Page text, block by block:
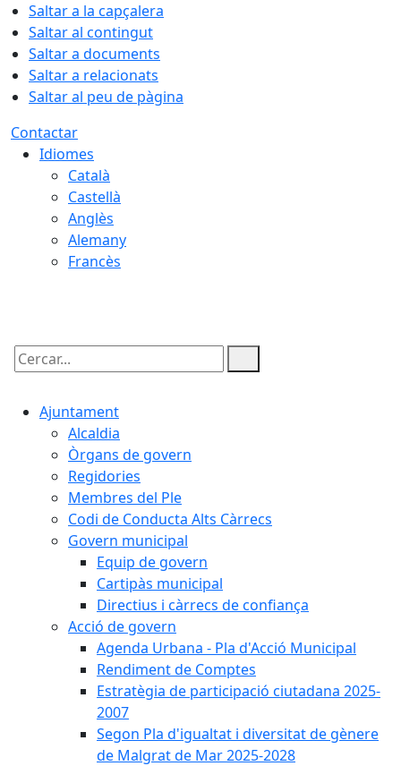
Saltar a la capçalera
Saltar al contingut
Saltar a documents
Saltar a relacionats
Saltar al peu de pàgina
Contactar
Idiomes
Català
Castellà
Anglès
Alemany
Francès
Cercar:
Ajuntament
Alcaldia
Òrgans de govern
Regidories
Membres del Ple
Codi de Conducta Alts Càrrecs
Govern municipal
Equip de govern
Cartipàs municipal
Directius i càrrecs de confiança
Acció de govern
Agenda Urbana - Pla d'Acció Municipal
Rendiment de Comptes
Estratègia de participació ciutadana 2025-
2007
Segon Pla d'igualtat i diversitat de gènere
de Malgrat de Mar 2025-2028